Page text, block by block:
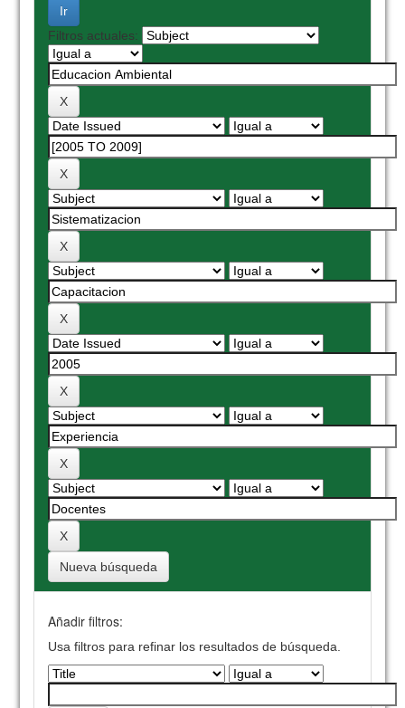
Filtros actuales:
Nueva búsqueda
Añadir filtros:
Usa filtros para refinar los resultados de búsqueda.